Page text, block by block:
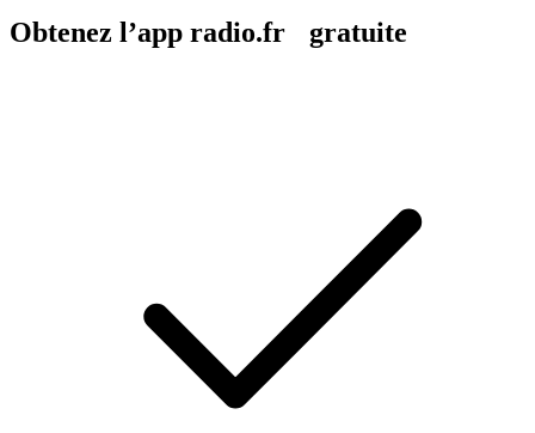
Obtenez l’app radio.fr gratuite